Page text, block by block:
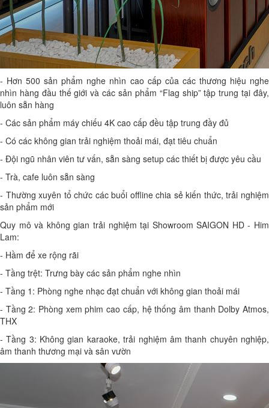
- Hơn 500 sản phẩm nghe nhìn cao cấp của các thương hiệu nghe
nhìn hàng đầu thế giới và các sản phẩm “Flag ship” tập trung tại đây,
luôn sẵn hàng
- Các sản phẩm máy chiếu 4K cao cấp đều tập trung đầy đủ
- Có các không gian trải nghiệm thoải mái, đạt tiêu chuẩn
- Đội ngũ nhân viên tư vấn, sẵn sàng setup các thiết bị được yêu cầu
- Trà, cafe luôn sẵn sàng
- Thường xuyên tổ chức các buổi offline chia sẻ kiến thức, trải nghiệm
sản phẩm mới
Quy mô và không gian trải nghiệm tại Showroom SAIGON HD - Him
Lam:
- Hầm để xe rộng rãi
- Tầng trệt: Trưng bày các sản phẩm nghe nhìn
- Tầng 1: Phòng nghe nhạc đạt chuẩn với không gian thoải mái
- Tầng 2: Phòng xem phim cao cấp, hệ thống âm thanh Dolby Atmos,
THX
- Tầng 3: Không gian karaoke, trải nghiệm âm thanh chuyên nghiệp,
âm thanh thương mại và sân vườn